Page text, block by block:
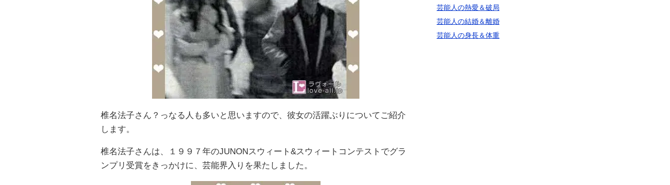
椎名法子さん？っなる人も多いと思いますので、彼女の活躍ぶりについてご紹介
します。
椎名法子さんは、１９９７年のJUNONスウィート&スウィートコンテストでグラ
ンプリ受賞をきっかけに、芸能界入りを果たしました。
芸能人の熱愛＆破局
芸能人の結婚＆離婚
芸能人の身長＆体重